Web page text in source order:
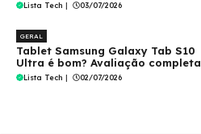
Lista Tech | 03/07/2026
GERAL
Tablet Samsung Galaxy Tab S10
Ultra é bom? Avaliação completa
Lista Tech | 02/07/2026